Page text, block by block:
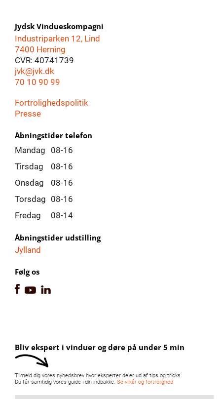
Jydsk Vindueskompagni
Industriparken 12, Lind
7400 Herning
CVR: 40741739
jvk@jvk.dk
70 10 90 99
Fortrolighedspolitik
Presse
Åbningstider telefon
Mandag
08-16
Tirsdag
08-16
Onsdag
08-16
Torsdag 08-16
Fredag
08-14
Åbningstider udstilling
Jylland
Følg os
Bliv ekspert i vinduer og døre på under 5 min
Tilmeld dig vores nyhedsbrev hvor eksperter deler ud af tips og tricks.
Du får samtidig vores guide i din indbakke. Se vilkår og fortrolighed